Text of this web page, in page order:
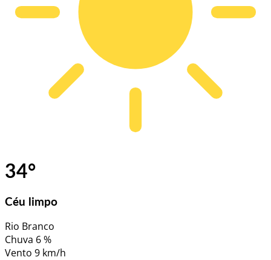
34°
Céu limpo
Rio Branco
Chuva 6 %
Vento 9 km/h